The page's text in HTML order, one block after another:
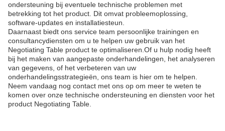
ondersteuning bij eventuele technische problemen met
betrekking tot het product. Dit omvat probleemoplossing,
software-updates en installatiesteun.
Daarnaast biedt ons service team persoonlijke trainingen en
consultancydiensten om u te helpen uw gebruik van het
Negotiating Table product te optimaliseren.Of u hulp nodig heeft
bij het maken van aangepaste onderhandelingen, het analyseren
van gegevens, of het verbeteren van uw
onderhandelingsstrategieën, ons team is hier om te helpen.
Neem vandaag nog contact met ons op om meer te weten te
komen over onze technische ondersteuning en diensten voor het
product Negotiating Table.